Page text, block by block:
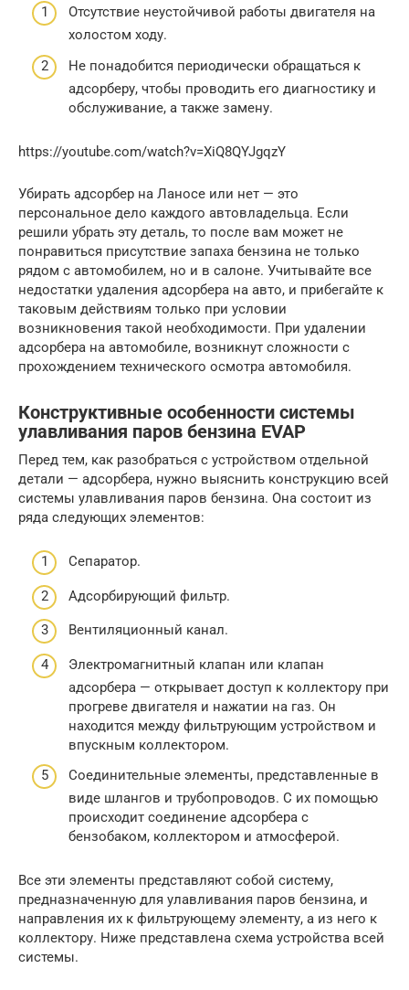
Отсутствие неустойчивой работы двигателя на
холостом ходу.
Не понадобится периодически обращаться к
адсорберу, чтобы проводить его диагностику и
обслуживание, а также замену.
https://youtube.com/watch?v=XiQ8QYJgqzY
Убирать адсорбер на Ланосе или нет — это
персональное дело каждого автовладельца. Если
решили убрать эту деталь, то после вам может не
понравиться присутствие запаха бензина не только
рядом с автомобилем, но и в салоне. Учитывайте все
недостатки удаления адсорбера на авто, и прибегайте к
таковым действиям только при условии
возникновения такой необходимости. При удалении
адсорбера на автомобиле, возникнут сложности с
прохождением технического осмотра автомобиля.
Конструктивные особенности системы
улавливания паров бензина EVAP
Перед тем, как разобраться с устройством отдельной
детали — адсорбера, нужно выяснить конструкцию всей
системы улавливания паров бензина. Она состоит из
ряда следующих элементов:
Сепаратор.
Адсорбирующий фильтр.
Вентиляционный канал.
Электромагнитный клапан или клапан
адсорбера — открывает доступ к коллектору при
прогреве двигателя и нажатии на газ. Он
находится между фильтрующим устройством и
впускным коллектором.
Соединительные элементы, представленные в
виде шлангов и трубопроводов. С их помощью
происходит соединение адсорбера с
бензобаком, коллектором и атмосферой.
Все эти элементы представляют собой систему,
предназначенную для улавливания паров бензина, и
направления их к фильтрующему элементу, а из него к
коллектору. Ниже представлена схема устройства всей
системы.